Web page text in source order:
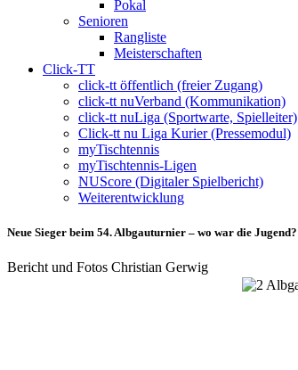
Pokal
Senioren
Rangliste
Meisterschaften
Click-TT
click-tt öffentlich (freier Zugang)
click-tt nuVerband (Kommunikation)
click-tt nuLiga (Sportwarte, Spielleiter)
Click-tt nu Liga Kurier (Pressemodul)
myTischtennis
myTischtennis-Ligen
NUScore (Digitaler Spielbericht)
Weiterentwicklung
Neue Sieger beim 54. Albgauturnier – wo war die Jugend?
Bericht und Fotos Christian Gerwig